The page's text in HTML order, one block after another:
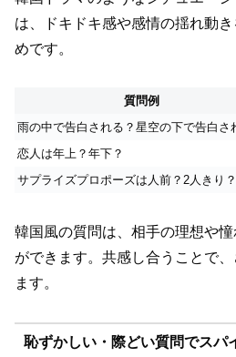
は、ドキドキ感や感情の揺れ動
めです。
質問例
雨の中で告白される？星空の下で告白さ
恋人は年上？年下？
サプライズプロポーズは人前？2人きり？
韓国風の質問は、相手の理想や
ができます。共感し合うことで
ます。
恥ずかしい・際どい質問でスパ